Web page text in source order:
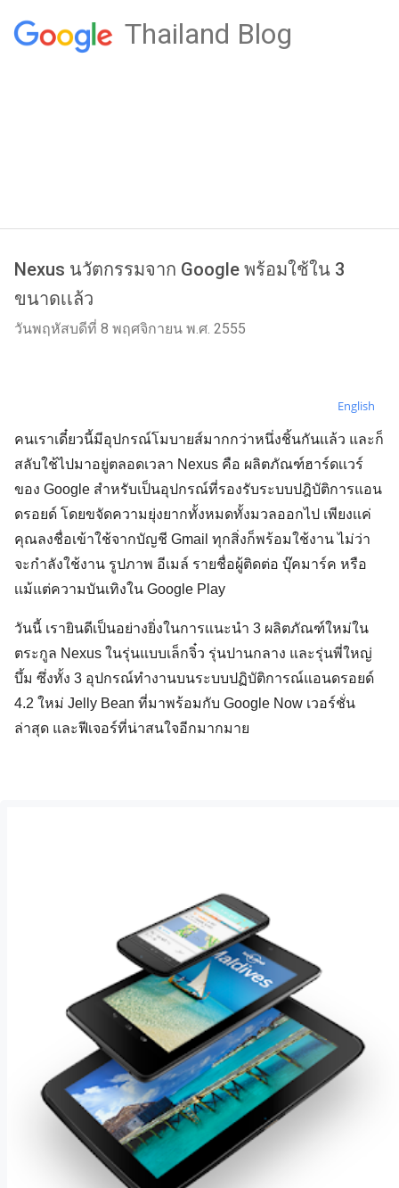
Thailand Blog
Nexus นวัตกรรมจาก Google พร้อมใช้ใน 3
ขนาดเเล้ว
วันพฤหัสบดีที่ 8 พฤศจิกายน พ.ศ. 2555
English
คนเราเดี๋ยวนี้มีอุปกรณ์โมบายส์มากกว่าหนึ่งชิ้นกันเเล้ว และก็
สลับใช้ไปมาอยู่ตลอดเวลา Nexus คือ ผลิตภัณฑ์ฮาร์ดเเวร์
ของ Google สำหรับเป็นอุปกรณ์ที่รองรับระบบปฎิบัติการแอน
ดรอยด์ โดยขจัดความยุ่งยากทั้งหมดทั้งมวลออกไป เพียงเเค่
คุณลงชื่อเข้าใช้จากบัญชี Gmail ทุกสิ่งก็พร้อมใช้งาน ไม่ว่า
จะกำลังใช้งาน รูปภาพ อีเมล์ รายชื่อผู้ติดต่อ บุ๊คมาร์ค หรือ
เเม้แต่ความบันเทิงใน Google Play
วันนี้ เรายินดีเป็นอย่างยิ่งในการแนะนำ 3 ผลิตภัณฑ์ใหม่ใน
ตระกูล Nexus ในรุ่นแบบเล็กจิ๋ว รุ่นปานกลาง และรุ่นพี่ใหญ่
บึ้ม ซึ่งทั้ง 3 อุปกรณ์ทำงานบนระบบปฏิบัติการณ์แอนดรอยด์
4.2 ใหม่ Jelly Bean ที่มาพร้อมกับ Google Now เวอร์ชั่น
ล่าสุด และฟีเจอร์ที่น่าสนใจอีกมากมาย